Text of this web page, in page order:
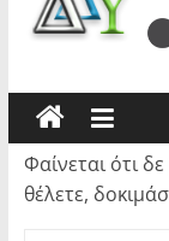
Φαίνεται ότι
θέλετε,